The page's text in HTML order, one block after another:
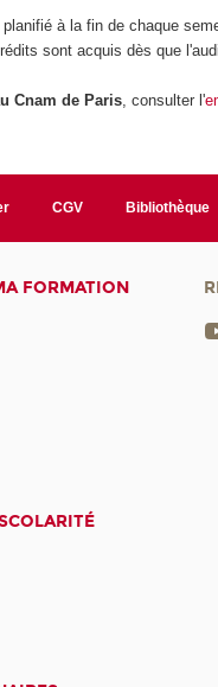
à la fin de chaque
sont acquis dès que
Cnam de Paris, consulter l'
CGV Bibliothèque
FORMATION